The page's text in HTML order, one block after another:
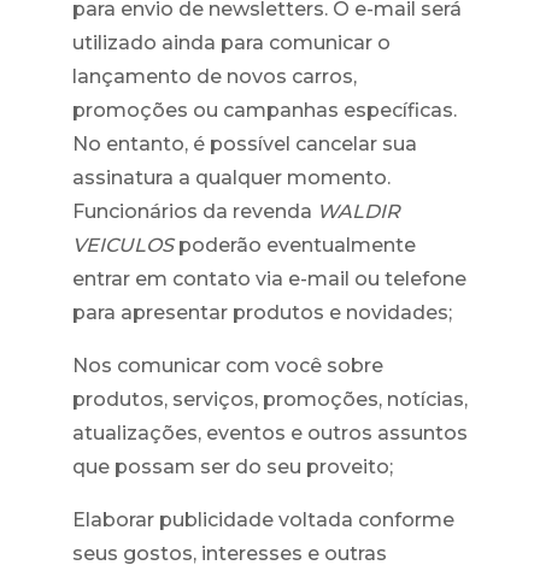
para envio de newsletters. O e-mail será
utilizado ainda para comunicar o
lançamento de novos carros,
promoções ou campanhas específicas.
No entanto, é possível cancelar sua
assinatura a qualquer momento.
Funcionários da revenda WALDIR
VEICULOSpoderão eventualmente
entrar em contato via e-mail ou telefone
para apresentar produtos e novidades;
Nos comunicar com você sobre
produtos, serviços, promoções, notícias,
atualizações, eventos e outros assuntos
que possam ser do seu proveito;
Elaborar publicidade voltada conforme
seus gostos, interesses e outras